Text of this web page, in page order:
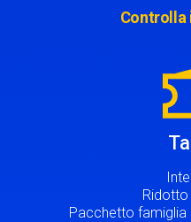
Controlla
Pacchetto famiglia